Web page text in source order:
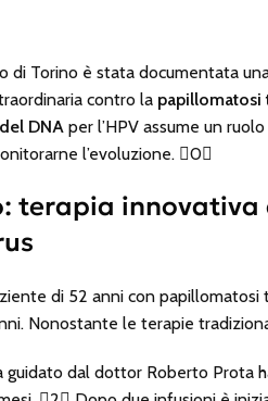
di Torino è stata documentata
contro la papillomatosi
DNAper l’HPV assume un
l’evoluzione. 0
terapia innovativa
di 52 anni con
Nonostante le terapie
guidato dal dottor Roberto Prota